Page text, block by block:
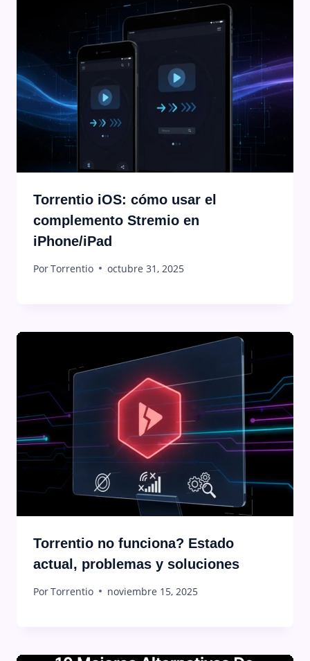
Torrentio iOS: cómo usar el
complemento Stremio en
iPhone/iPad
PorTorrentio octubre 31, 2025
Torrentio no funciona? Estado
actual, problemas y soluciones
PorTorrentio noviembre 15, 2025